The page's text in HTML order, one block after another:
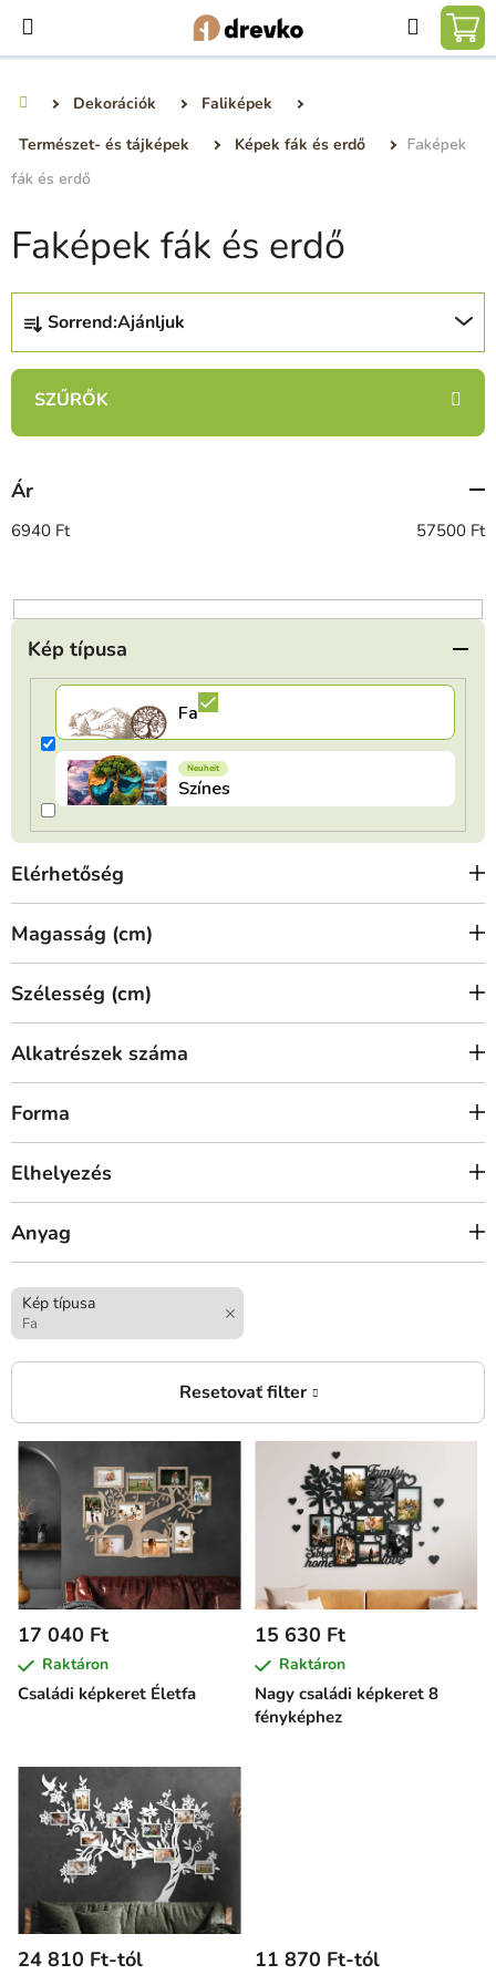
fő
Dekorációk
Faliképek
Természet- és tájképek
Képek fák és erdő
Faképek
fák és erdő
Faképek fák és erdő
T
r
é
e
k
r
n
d
Sorrend:Ajánljuk
Ár
6940 Ft 57500 Ft
Kép típusa
Elérhetőség
Magasság (cm)
Szélesség (cm)
Alkatrészek száma
Forma
Elhelyezés
Anyag
Kép típusa
Fa
T
e
r
m
é
k
e
k
l
t
Családi képkeret Életfa
17 040 Ft
Raktáron
Nagy családi képkeret 8
fényképhez
15 630 Ft
Raktáron
24 810 Ft-tól 11 870 Ft-tól